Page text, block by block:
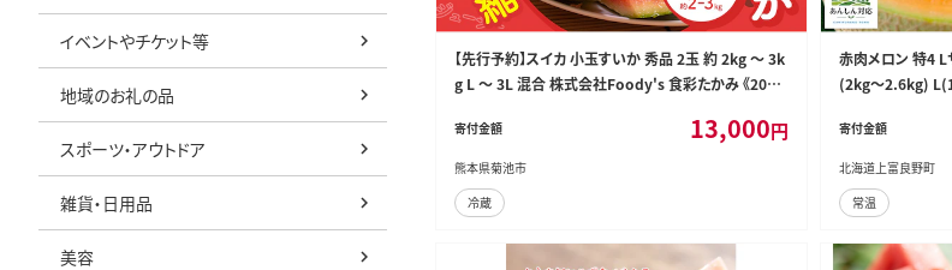
イベントやチケット等
地域のお礼の品
スポーツ・アウトドア
雑貨・日用品
美容
【先行予約】スイカ 小玉すいか 秀品 2玉 約 2kg ～ 3k
g L ～ 3L 混合 株式会社Foody's 食彩たかみ 《2027
果物 スイカ すいか 小玉 九州産 冷蔵 送料無料---159
-5003---
寄付金額 13,000円
熊本県菊池市
冷蔵
赤肉メロン 特4
(2kg～2.6kg)
ーツ デザート 旬
寄付金額
北海道上富良野町
常温